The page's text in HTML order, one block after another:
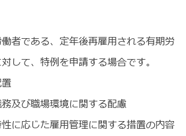
者である、定年後再雇用される有期労
して、特例を申請する場合です。
及び職場環境に関する配慮
性に応じた雇用管理に関する措置の内容